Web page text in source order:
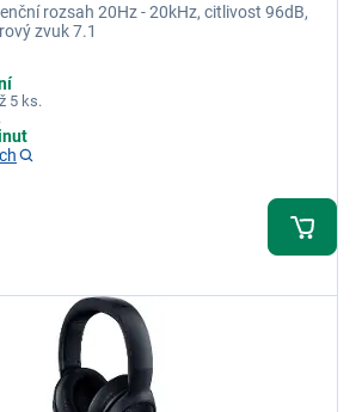
rozsah 20Hz - 20kHz, citlivost 96dB,
zvuk 7.1
5 ks.